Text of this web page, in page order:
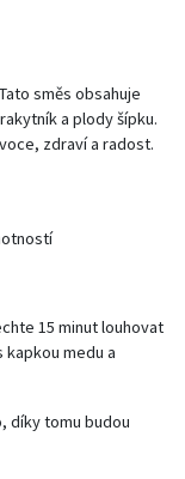
Tato směs obsahuje
a plody šípku.
zdraví a radost.
15 minut louhovat
medu a
díky tomu budou